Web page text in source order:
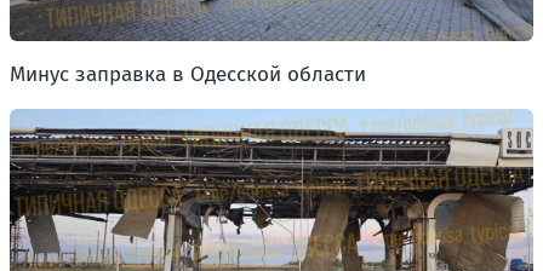
Минус заправка в Одесской области